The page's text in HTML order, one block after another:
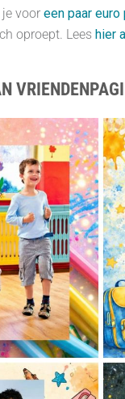
voor een paar euro
oproept. Lees hier